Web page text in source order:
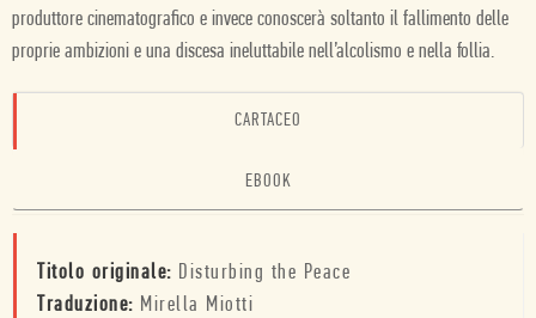
produttore cinematografico e invece conoscerà soltanto il fallimento delle
proprie ambizioni e una discesa ineluttabile nell’alcolismo e nella follia.
CARTACEO
EBOOK
Titolo originale: Disturbing the Peace
Traduzione: Mirella Miotti